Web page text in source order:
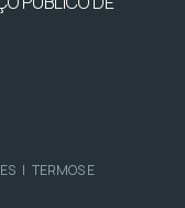
| TERMOS E